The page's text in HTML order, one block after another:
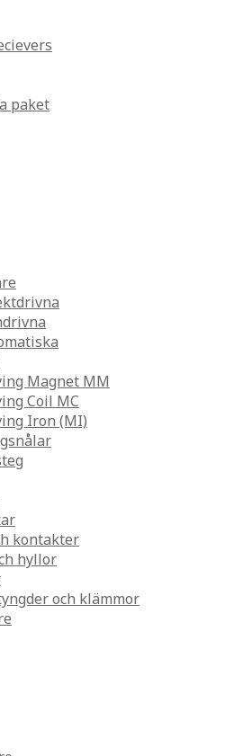
paket
Magnet MM
Coil MC
Iron (MI)
kontakter
hyllor
och klämmor